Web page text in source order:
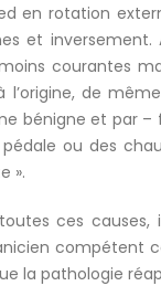
en rotation
et inversement.
courantes
l’origine, de
bénigne et par –
ou des
».
ces
compétent
la pathologie